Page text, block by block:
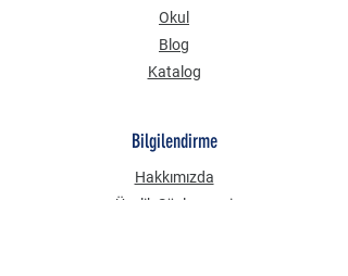
Okul
Blog
Katalog
Bilgilendirme
Hakkımızda
Üyelik Sözleşmesi